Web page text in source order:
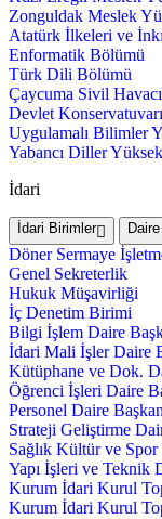
Zonguldak Meslek
Atatürk İlkeleri ve
Enformatik Bölümü
Türk Dili Bölümü
Çaycuma Sivil
Devlet Konservatuvarı
Uygulamalı Bilimler
Yabancı Diller
İdari
İdari Birimler
Döner Sermaye
Genel Sekreterlik
Hukuk Müşavirliği
İç Denetim Birimi
Bilgi İşlem Daire
İdari Mali İşler Daire
Kütüphane ve Dok.
Öğrenci İşleri Daire
Personel Daire
Strateji Geliştirme
Sağlık Kültür ve Spor
Yapı İşleri ve Teknik
Kurum İdari Kurul
Kurum İdari Kurul